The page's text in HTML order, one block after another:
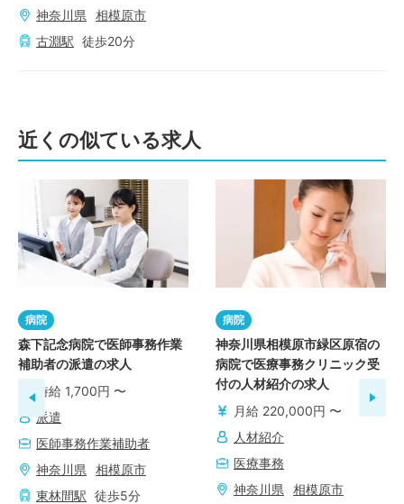
神奈川県
相模原市
古淵駅 徒歩20分
近くの似ている求人
病院
森下記念病院で医師事務作業
補助者の派遣の求人
時給 1,700円 〜
派遣
医師事務作業補助者
神奈川県
相模原市
東林間駅 徒歩5分
病院
神奈川県相模原市緑区原宿の
病院で医療事務クリニック受
付の人材紹介の求人
月給 220,000円 〜
人材紹介
医療事務
神奈川県
相模原市